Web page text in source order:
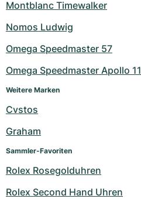
Montblanc Timewalker
Nomos Ludwig
Omega Speedmaster 57
Omega Speedmaster Apollo 11
Weitere Marken
Cvstos
Graham
Sammler-Favoriten
Rolex Rosegolduhren
Rolex Second Hand Uhren